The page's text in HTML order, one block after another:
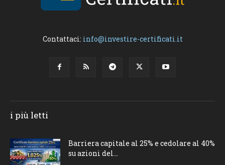
Contattaci: info@investire-certificati.it
i più letti
Barriera capitale al 25% e cedolare al 40%
su azioni del...